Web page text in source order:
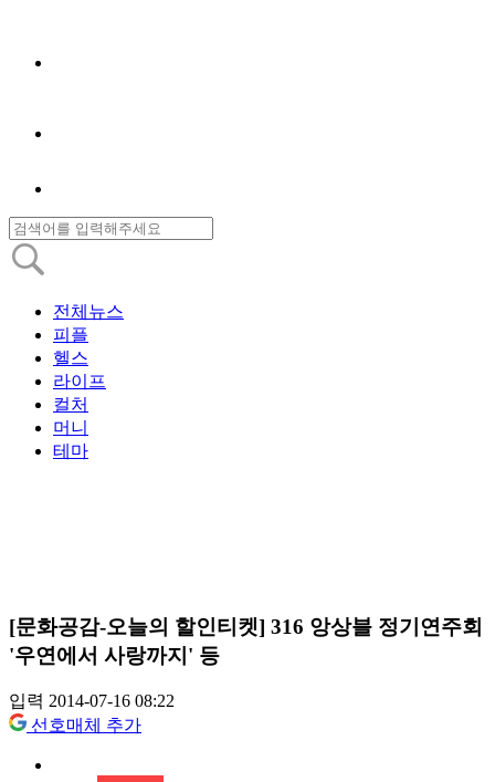
전체뉴스
피플
헬스
라이프
컬처
머니
테마
[문화공감-오늘의 할인티켓] 316 앙상블 정기연주회
'우연에서 사랑까지' 등
입력 2014-07-16 08:22
선호매체 추가